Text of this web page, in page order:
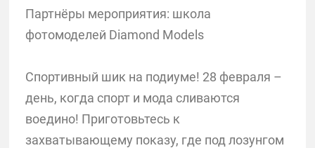
Партнёры мероприятия: школа
фотомоделей Diamond Models
Спортивный шик на подиуме! 28 февраля –
день, когда спорт и мода сливаются
воедино! Приготовьтесь к
захватывающему показу, где под лозунгом